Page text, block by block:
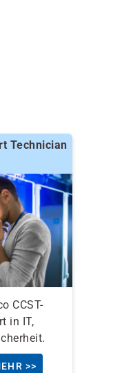
Technician
CCST-
in IT,
>>